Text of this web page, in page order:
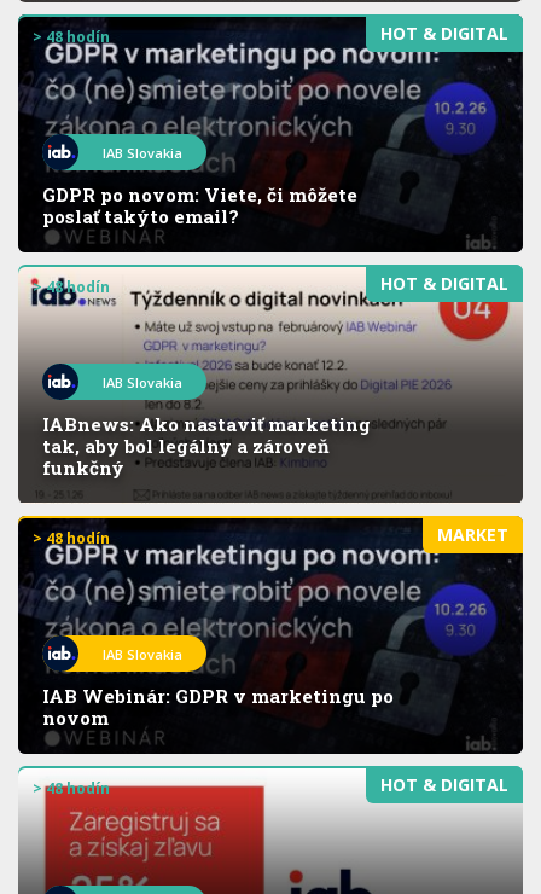
HOT & DIGITAL
> 48 hodín
IAB Slovakia
GDPR po novom: Viete, či môžete
poslať takýto email?
HOT & DIGITAL
> 48 hodín
IAB Slovakia
IABnews: Ako nastaviť marketing
tak, aby bol legálny a zároveň
funkčný
MARKET
> 48 hodín
IAB Slovakia
IAB Webinár: GDPR v marketingu po
novom
HOT & DIGITAL
> 48 hodín